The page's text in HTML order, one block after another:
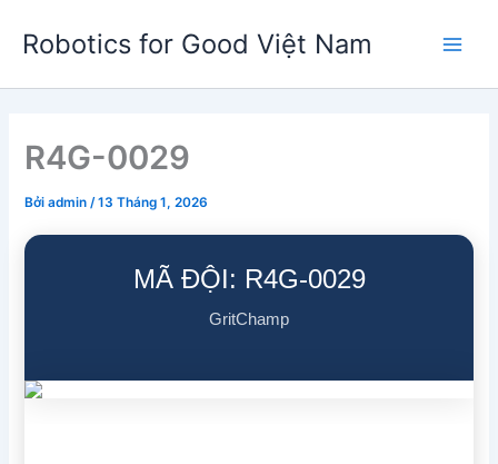
dung
Robotics for Good Việt Nam
R4G-0029
Bởiadmin /13 Tháng 1, 2026
MÃ ĐỘI: R4G-0029
GritChamp